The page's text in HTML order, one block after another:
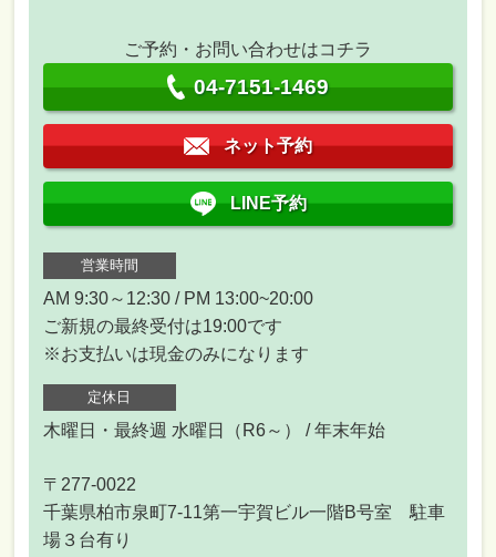
ご予約・お問い合わせはコチラ
04-7151-1469
ネット予約
LINE予約
営業時間
AM 9:30～12:30 / PM 13:00~20:00
ご新規の最終受付は19:00です
※お支払いは現金のみになります
定休日
木曜日・最終週 水曜日（R6～） / 年末年始
〒277-0022
千葉県柏市泉町7-11第一宇賀ビル一階B号室 駐車
場３台有り